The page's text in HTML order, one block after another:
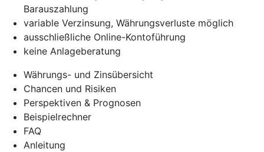
Barauszahlung
variable Verzinsung, Währungsverluste möglich
ausschließliche Online-Kontoführung
keine Anlageberatung
Währungs- und Zinsübersicht
Chancen und Risiken
Perspektiven & Prognosen
Beispielrechner
FAQ
Anleitung